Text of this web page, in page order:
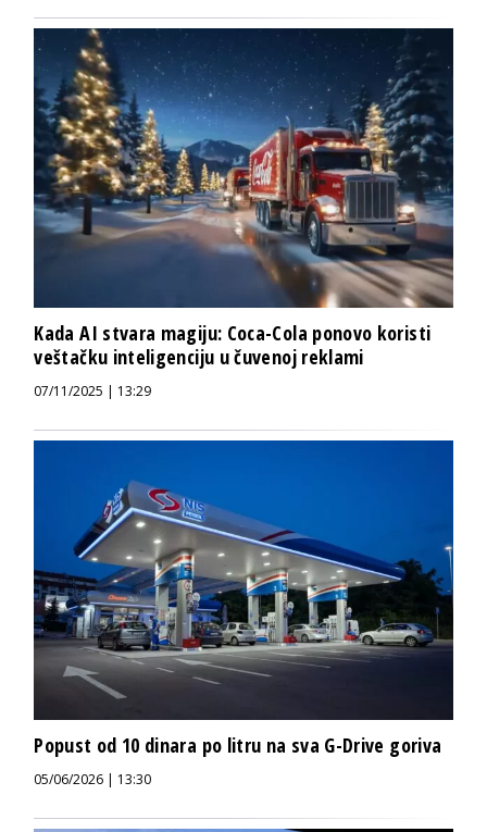
Kada AI stvara magiju: Coca-Cola ponovo koristi
veštačku inteligenciju u čuvenoj reklami
07/11/2025 | 13:29
Popust od 10 dinara po litru na sva G-Drive goriva
05/06/2026 | 13:30